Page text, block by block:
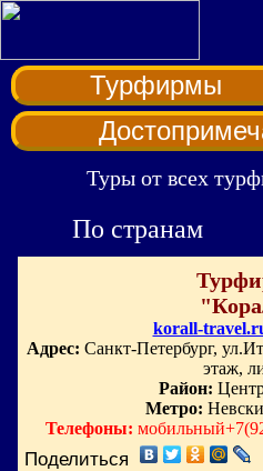
Турфирмы
Туры от всех
По странам
korall-
Адрес: Санкт-Петербург,
этаж,
Район:
Метро:
Телефоны:
Поделиться